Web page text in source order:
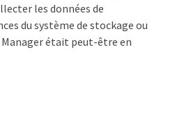
les données de
du système de stockage ou
était peut-être en